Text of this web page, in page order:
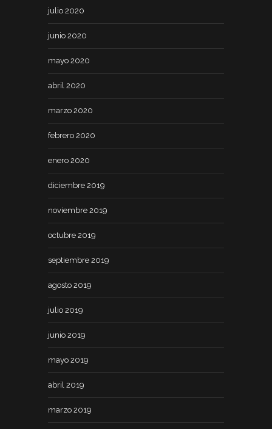
julio 2020
junio 2020
mayo 2020
abril 2020
marzo 2020
febrero 2020
enero 2020
diciembre 2019
noviembre 2019
octubre 2019
septiembre 2019
agosto 2019
julio 2019
junio 2019
mayo 2019
abril 2019
marzo 2019